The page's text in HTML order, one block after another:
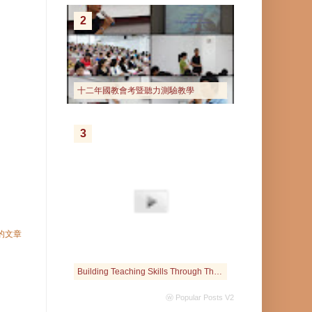
文章
十二年國教會考暨聽力測驗教學
2
Building Teaching Skills Through The Interactive Web
3
ⓦ Popular Posts V2